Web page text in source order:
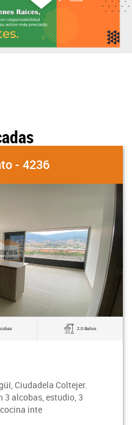
- 4236
2.0 Baños
Ciudadela Coltejer.
3 alcobas, estudio, 3
inte